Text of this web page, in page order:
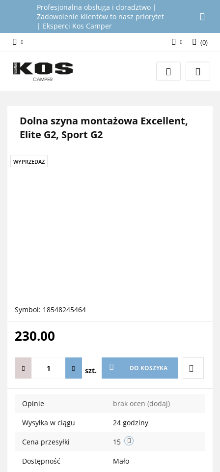
Profesjonalna obsługa i doradztwo |
Zadowolenie klientów to nasz priorytet
| Eksperci Kos Camper
Załóż konto
(0)
Dolna szyna montażowa Excellent,
Elite G2, Sport G2
WYPRZEDAŻ
Symbol: 18548245464
230.00
szt. DO KOSZYKA
Do
Opinie brak ocen (dodaj)
Wysyłka w ciągu 24 godziny
Cena przesyłki 15
Dostępność Mało